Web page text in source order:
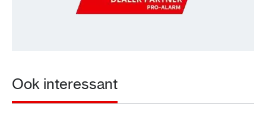
Ook interessant